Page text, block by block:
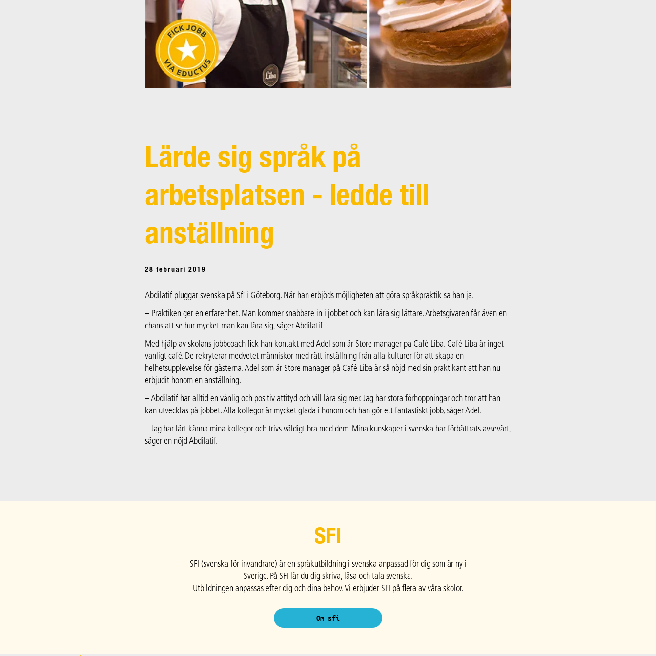
Lärde sig språk på
arbetsplatsen - ledde till
anställning
28 februari 2019
Abdilatif pluggar svenska på Sfi i Göteborg. När han erbjöds möjligheten att göra språkpraktik sa han ja.
– Praktiken ger en erfarenhet. Man kommer snabbare in i jobbet och kan lära sig lättare. Arbetsgivaren får även en
chans att se hur mycket man kan lära sig, säger Abdilatif
Med hjälp av skolans jobbcoach fick han kontakt med Adel som är Store manager på Café Liba. Café Liba är inget
vanligt café. De rekryterar medvetet människor med rätt inställning från alla kulturer för att skapa en
helhetsupplevelse för gästerna. Adel som är Store manager på Café Liba är så nöjd med sin praktikant att han nu
erbjudit honom en anställning.
– Abdilatif har alltid en vänlig och positiv attityd och vill lära sig mer. Jag har stora förhoppningar och tror att han
kan utvecklas på jobbet. Alla kollegor är mycket glada i honom och han gör ett fantastiskt jobb, säger Adel.
– Jag har lärt känna mina kollegor och trivs väldigt bra med dem. Mina kunskaper i svenska har förbättrats avsevärt,
säger en nöjd Abdilatif.
SFI
SFI (svenska för invandrare) är en språkutbildning i svenska anpassad för dig som är ny i
Sverige. På SFI lär du dig skriva, läsa och tala svenska.
Utbildningen anpassas efter dig och dina behov. Vi erbjuder SFI på flera av våra skolor.
Om sfi